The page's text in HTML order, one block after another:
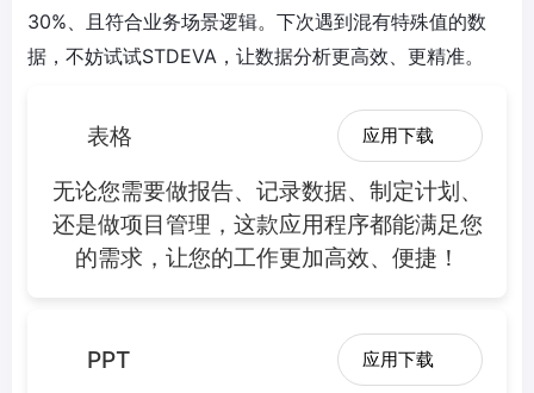
30%、且符合业务场景逻辑。下次遇到混有特殊值的数
据，不妨试试STDEVA，让数据分析更高效、更精准。
表格 应用下载
无论您需要做报告、记录数据、制定计划、
还是做项目管理，这款应用程序都能满足您
的需求，让您的工作更加高效、便捷！
PPT 应用下载